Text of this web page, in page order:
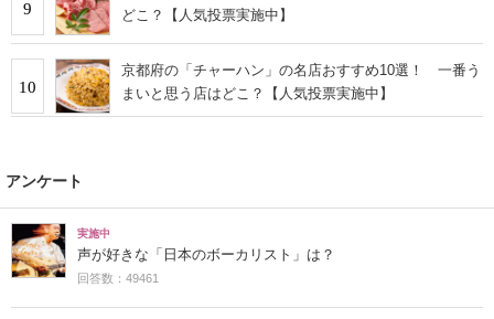
9 どこ？【人気投票実施中】
10
京都府の「チャーハン」の名店おすすめ10選！ 一番う
まいと思う店はどこ？【人気投票実施中】
アンケート
実施中
声が好きな「日本のボーカリスト」は？
回答数：49461